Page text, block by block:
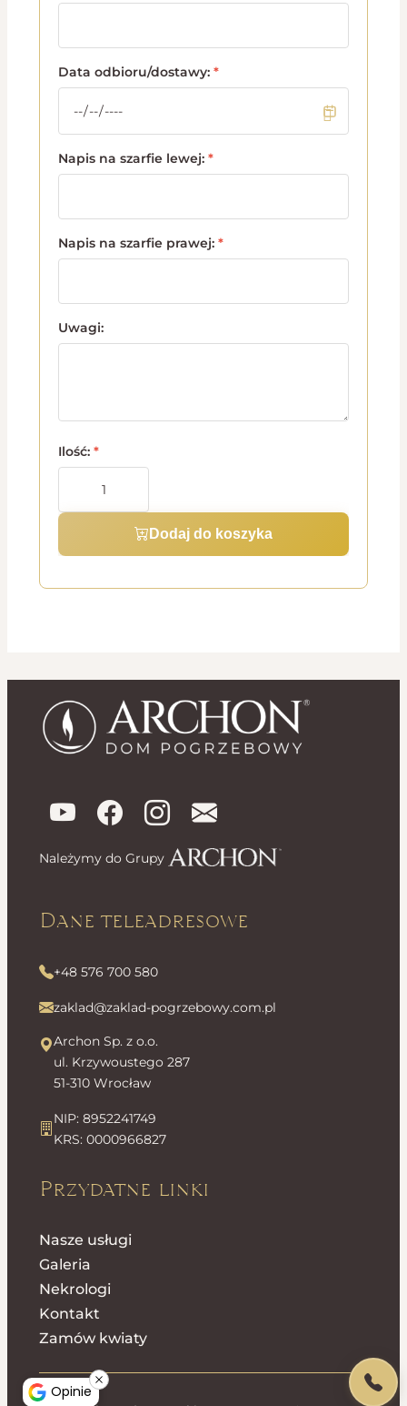
Data odbioru/dostawy: *
Napis na szarfie lewej: *
Napis na szarfie prawej: *
Uwagi:
Ilość: *
Dodaj do koszyka
Należymy do Grupy
Dane teleadresowe
+48 576 700 580
zaklad@zaklad-pogrzebowy.com.pl
Archon Sp. z o.o.
ul. Krzywoustego 287
51-310 Wrocław
NIP: 8952241749
KRS: 0000966827
Przydatne linki
Nasze usługi
Galeria
Nekrologi
Kontakt
Zamów kwiaty
Opinie